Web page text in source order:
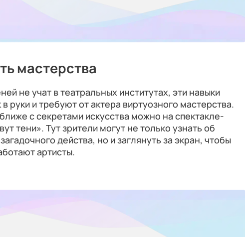
мастерства
не учат в театральных институтах, эти навыки
руки и требуют от актера виртуозного мастерства.
с секретами искусства можно на спектакле-
тени». Тут зрители могут не только узнать об
действа, но и заглянуть за экран, чтобы
артисты.